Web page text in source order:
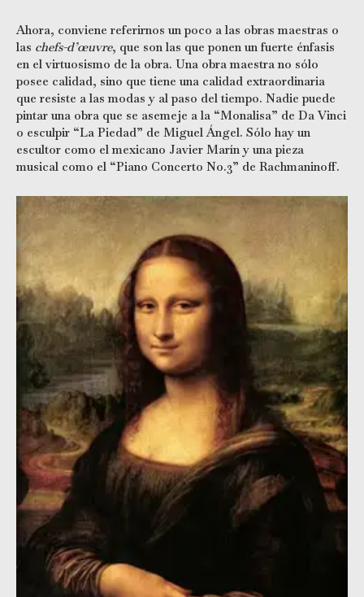
Ahora, conviene referirnos un poco a las obras maestras o
las chefs-d’œuvre, que son las que ponen un fuerte énfasis
en el virtuosismo de la obra. Una obra maestra no sólo
posee calidad, sino que tiene una calidad extraordinaria
que resiste a las modas y al paso del tiempo. Nadie puede
pintar una obra que se asemeje a la “Monalisa” de Da Vinci
o esculpir “La Piedad” de Miguel Ángel. Sólo hay un
escultor como el mexicano Javier Marín y una pieza
musical como el “Piano Concerto No.3” de Rachmaninoff.